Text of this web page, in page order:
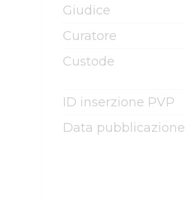
Giudice
Curatore
Custode
ID inserzione PVP
Data pubblicazione